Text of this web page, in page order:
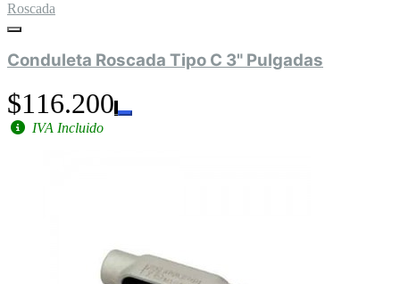
Roscada
Conduleta Roscada Tipo C 3" Pulgadas
$116.200
IVA Incluido